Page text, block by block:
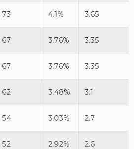
73 4.1% 3.65
67 3.76% 3.35
67 3.76% 3.35
62 3.48% 3.1
54 3.03% 2.7
52 2.92% 2.6